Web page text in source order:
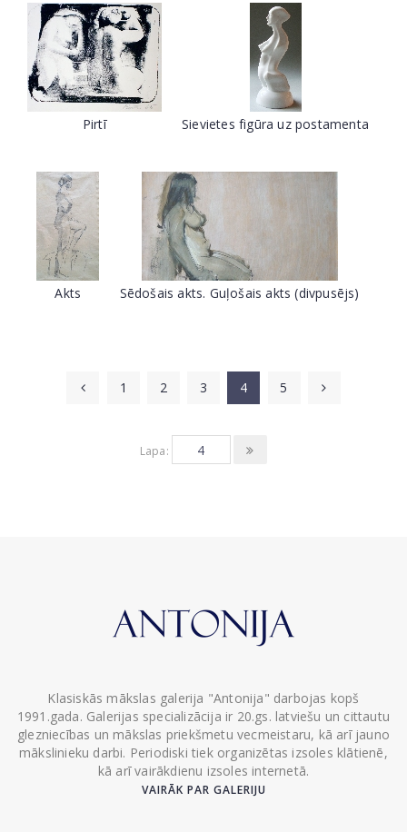
Pirtī Sievietes figūra uz postamenta
Akts Sēdošais akts. Guļošais akts (divpusējs)
1 2 3 4 5
Lapa:
Klasiskās mākslas galerija "Antonija" darbojas kopš
1991.gada. Galerijas specializācija ir 20.gs. latviešu un cittautu
glezniecības un mākslas priekšmetu vecmeistaru, kā arī jauno
mākslinieku darbi. Periodiski tiek organizētas izsoles klātienē,
kā arī vairākdienu izsoles internetā.
VAIRĀK PAR GALERIJU